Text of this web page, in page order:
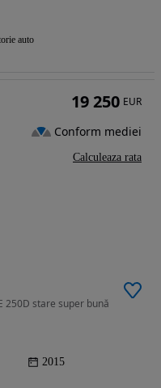
auto
250D stare super bună
2015
19 250 EUR
Conform mediei
Calculeaza rata